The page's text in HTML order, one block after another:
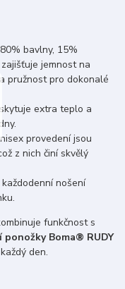
bavlny, 15%
jemnost na
pružnost pro dokonalé
extra teplo a
provedení jsou
z nich činí skvělý
nošení
funkčnost s
ponožky Boma® RUDY
den.